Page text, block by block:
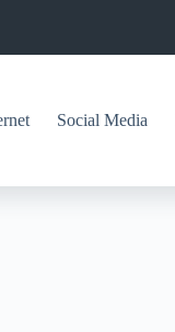
Social Media